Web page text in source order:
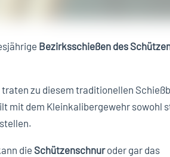
Bezirksschießen des
zu diesem traditionellen
mit dem Kleinkalibergewehr sowohl
die Schützenschnuroder gar das